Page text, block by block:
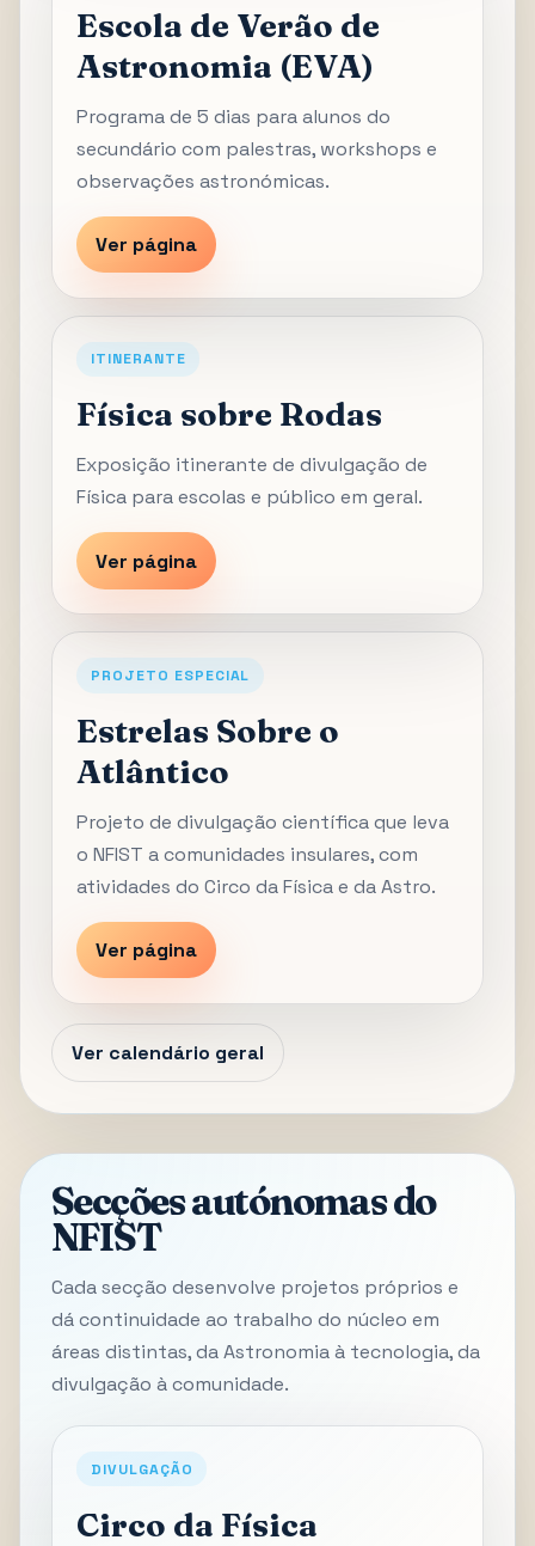
Escola de Verão de
Astronomia (EVA)
Programa de 5 dias para alunos do
secundário com palestras, workshops e
observações astronómicas.
Ver página
ITINERANTE
Física sobre Rodas
Exposição itinerante de divulgação de
Física para escolas e público em geral.
Ver página
PROJETO ESPECIAL
Estrelas Sobre o
Atlântico
Projeto de divulgação científica que leva
o NFIST a comunidades insulares, com
atividades do Circo da Física e da Astro.
Ver página
Ver calendário geral
Secções autónomas do
NFIST
Cada secção desenvolve projetos próprios e
dá continuidade ao trabalho do núcleo em
áreas distintas, da Astronomia à tecnologia, da
divulgação à comunidade.
DIVULGAÇÃO
Circo da Física